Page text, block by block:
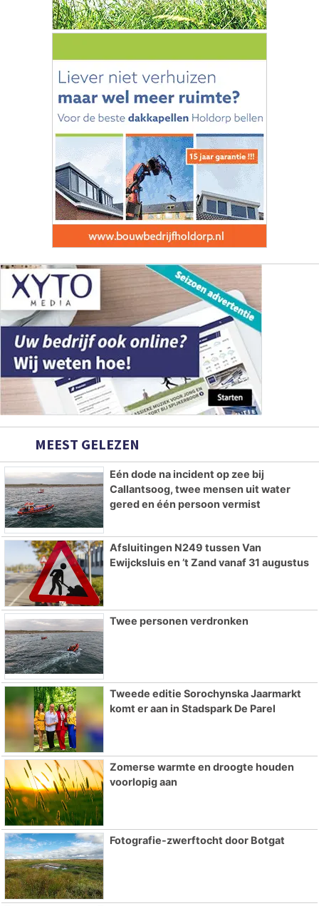
MEEST GELEZEN
Eén dode na incident op zee bij
Callantsoog, twee mensen uit water
gered en één persoon vermist
Afsluitingen N249 tussen Van
Ewijcksluis en ’t Zand vanaf 31 augustus
Twee personen verdronken
Tweede editie Sorochynska Jaarmarkt
komt er aan in Stadspark De Parel
Zomerse warmte en droogte houden
voorlopig aan
Fotografie-zwerftocht door Botgat